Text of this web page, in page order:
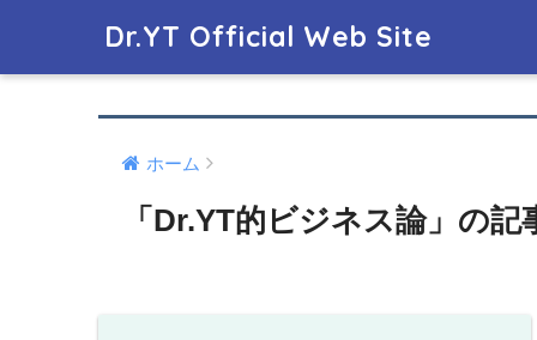
Dr.YT Official Web Site
ホーム
「Dr.YT的ビジネス論」の記